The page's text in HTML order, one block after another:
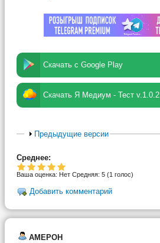
Скачать с Google Play
Скачать Я Медиум - Тест v.1.0.2
Предыдущие версии
Среднее:
Ваша оценка: Нет Средняя: 5 (1 голос)
Добавить комментарий
AMEPOH